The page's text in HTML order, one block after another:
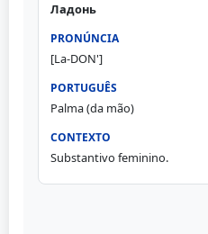
Ладонь
[La-DON']
Palma (da mão)
Substantivo feminino.